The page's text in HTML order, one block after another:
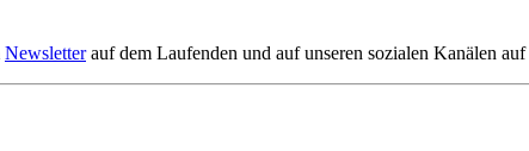
Newsletterauf dem Laufenden und auf unseren sozialen Kanälen auf